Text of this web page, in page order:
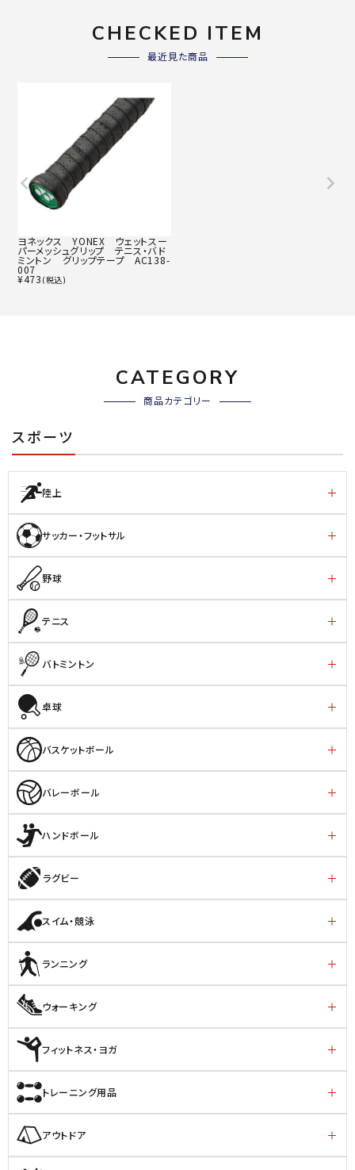
CHECKED ITEM
最近見た商品
ヨネックス YONEX ウェットスー
パーメッシュグリップ テニス・バド
ミントン グリップテープ AC138-
007
¥473 (税込)
CATEGORY
商品カテゴリー
スポーツ
陸上
サッカー・フットサル
野球
テニス
バトミントン
卓球
バスケットボール
バレーボール
ハンドボール
ラグビー
スイム・競泳
ランニング
ウォーキング
フィットネス・ヨガ
トレーニング用品
アウトドア